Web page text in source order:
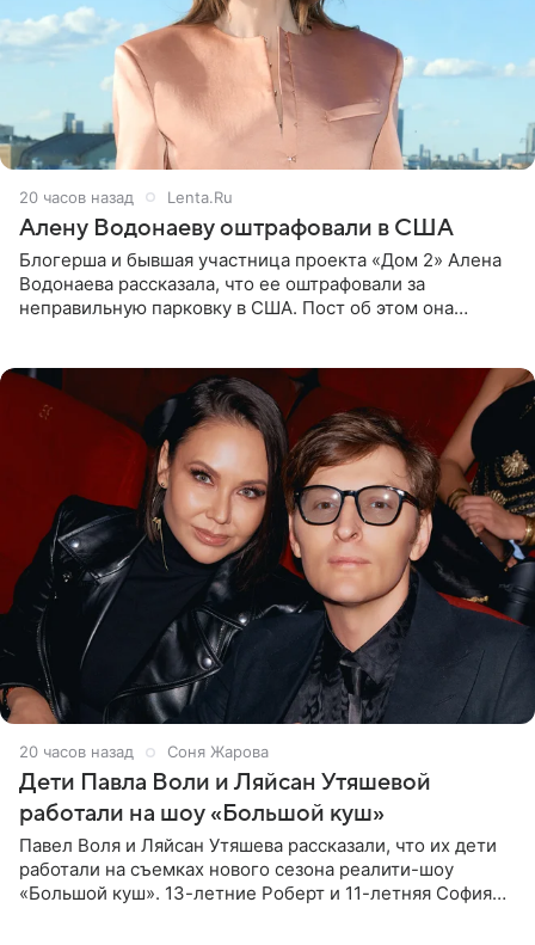
20 часов назад Lenta.Ru
Алену Водонаеву оштрафовали в США
Блогерша и бывшая участница проекта «Дом 2» Алена
Водонаева рассказала, что ее оштрафовали за
неправильную парковку в США. Пост об этом она
20 часов назад Соня Жарова
Дети Павла Воли и Ляйсан Утяшевой
работали на шоу «Большой куш»
Павел Воля и Ляйсан Утяшева рассказали, что их дети
работали на съемках нового сезона реалити-шоу
«Большой куш». 13-летние Роберт и 11-летняя София